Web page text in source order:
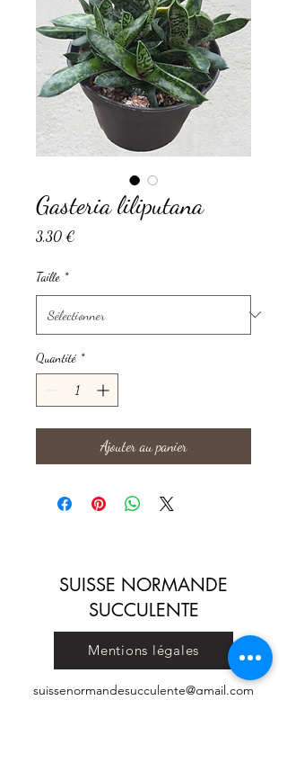
Gasteria liliputana
3,30 €
Taille *
Quantité *
Ajouter au panier
SUISSE NORMANDE
SUCCULENTE
Mentions légales
suissenormandesucculente@gmail.com